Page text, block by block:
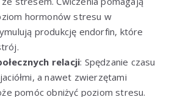
hormonów stresu w
produkcję endorfin, które
relacji: Spędzanie czasu
a nawet zwierzętami
pomóc obniżyć poziom stresu.